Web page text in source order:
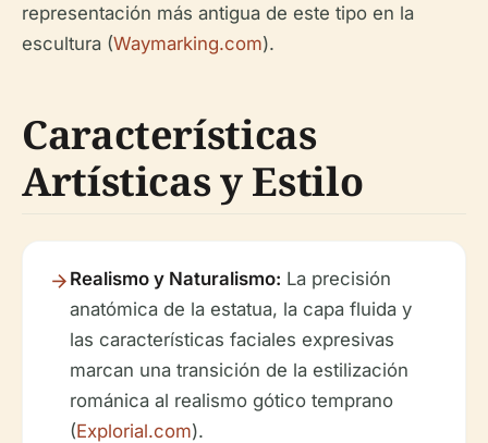
representación más antigua de este tipo en la
escultura (Waymarking.com).
Características
Artísticas y Estilo
Realismo y Naturalismo: La precisión
anatómica de la estatua, la capa fluida y
las características faciales expresivas
marcan una transición de la estilización
románica al realismo gótico temprano
(Explorial.com).